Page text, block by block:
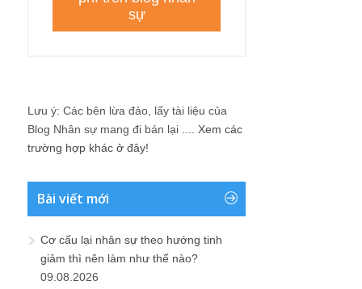
Lưu ý: Các bên lừa đảo, lấy tài liệu của
Blog Nhân sự mang đi bán lại .... Xem các
trường hợp khác ở đây!
Bài viết mới
Cơ cấu lại nhân sự theo hướng tinh
giảm thì nên làm như thế nào?
09.08.2026